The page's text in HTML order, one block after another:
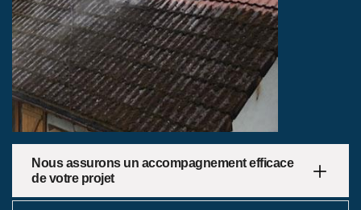
Nous assurons un accompagnement efficace
de votre projet